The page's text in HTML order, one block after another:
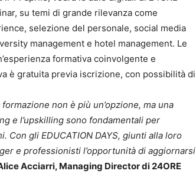
su temi di grande rilevanza come
selezione del personale, social media
management e hotel management. Le
formativa coinvolgente e
è gratuita previa iscrizione, con possibilità di
non è più un’opzione, ma una
e l’upskilling sono fondamentali per
gli EDUCATION DAYS, giunti alla loro
e professionisti l’opportunità di aggiornarsi
Acciarri, Managing Director di 24ORE